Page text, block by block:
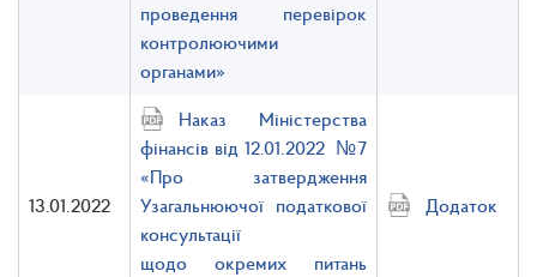
проведення перевірок
контролюючими
органами»
13.01.2022
Наказ Міністерства
фінансів від 12.01.2022 №7
«Про затвердження
Узагальнюючої податкової
консультації
щодо окремих питань
Додаток